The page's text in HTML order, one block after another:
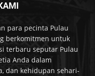
para pecinta Pulau
berkomitmen untuk
terbaru seputar Pulau
Anda dalam
dan kehidupan sehari-